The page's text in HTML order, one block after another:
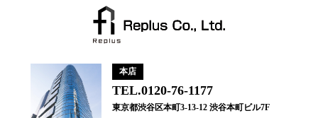
本店
TEL.0120-76-1177
東京都渋谷区本町3-13-12 渋谷本町ビル7F